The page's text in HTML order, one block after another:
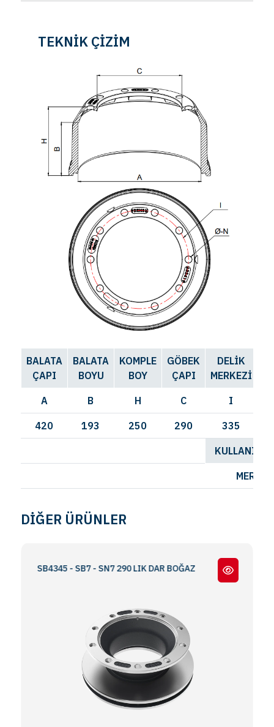
TEKNİK ÇİZİM
BALATA
ÇAPI
BALATA
BOYU
KOMPLE
BOY
GÖBEK
ÇAPI
DELİK
MERKEZİ
A B H C I
420 193 250 290 335
DİĞER ÜRÜNLER
SB4345 - SB7 - SN7 290 LIK DAR BOĞAZ